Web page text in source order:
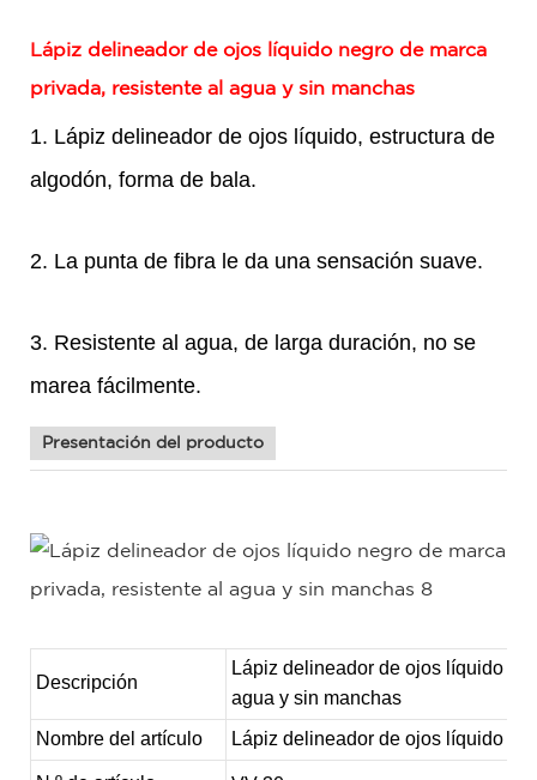
Lápiz delineador de ojos líquido negro de marca
privada, resistente al agua y sin manchas
1. Lápiz delineador de ojos líquido, estructura de
algodón, forma de bala.
2. La punta de fibra le da una sensación suave.
3. Resistente al agua, de larga duración, no se
marea fácilmente.
Presentación del producto
Descripción
Lápiz delineador de ojos líquido
agua y sin manchas
Nombre del artículo
Lápiz delineador de ojos líquido a